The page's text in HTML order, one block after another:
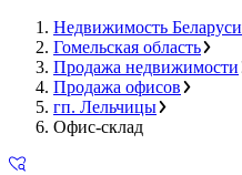
Недвижимость Беларуси
Гомельская область
Продажа недвижимости
Продажа офисов
гп. Лельчицы
Офис-склад